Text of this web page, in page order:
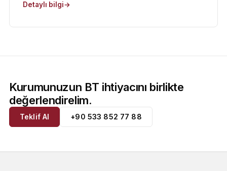
Detaylı bilgi
Kurumunuzun BT ihtiyacını birlikte
değerlendirelim.
Teklif Al +90 533 852 77 88